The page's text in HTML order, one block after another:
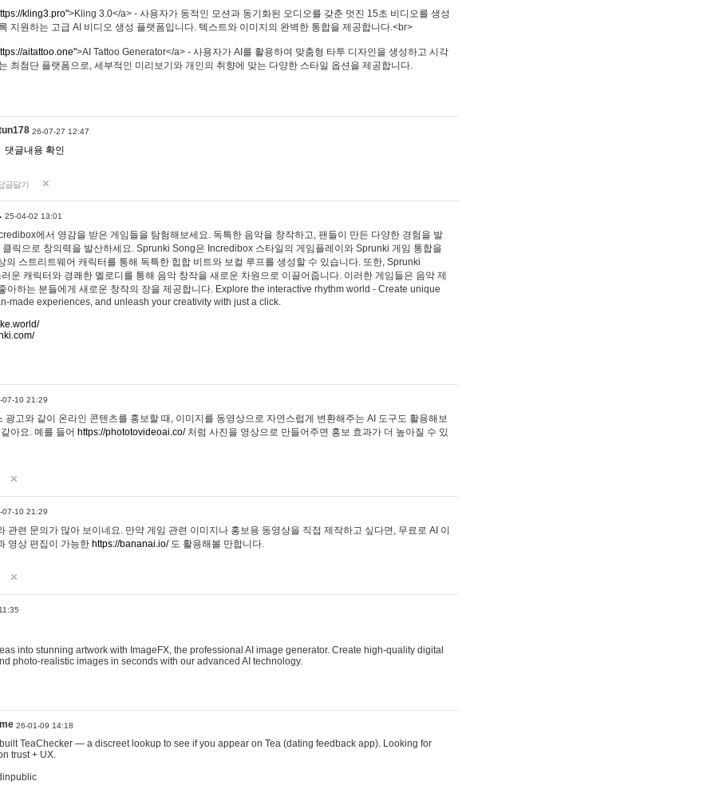
kling3.pro">Kling 3.0</a> - 사용자가 동적인 모션과 동기화된 오디오를 갖춘 멋진 15초 비디오를 생성
지원하는 고급 AI 비디오 생성 플랫폼입니다. 텍스트와 이미지의 완벽한 통합을 제공합니다.<br>
aitattoo.one">AI Tattoo Generator</a> - 사용자가 AI를 활용하여 맞춤형 타투 디자인을 생성하고 시각
최첨단 플랫폼으로, 세부적인 미리보기와 개인의 취향에 맞는 다양한 스타일 옵션을 제공합니다.
26-07-27 12:47
댓글내용 확인
글달기
25-04-02 13:01
에서 영감을 받은 게임들을 탐험해보세요. 독특한 음악을 창작하고, 팬들이 만든 다양한 경험을 발
클릭으로 창의력을 발산하세요. Sprunki Song은 Incredibox 스타일의 게임플레이와 Sprunki 게임 통합을
의 스트리트웨어 캐릭터를 통해 독특한 힙합 비트와 보컬 루프를 생성할 수 있습니다. 또한, Sprunki
운 캐릭터와 경쾌한 멜로디를 통해 음악 창작을 새로운 차원으로 이끌어줍니다. 이러한 게임들은 음악 제
아하는 분들에게 새로운 창작의 장을 제공합니다. Explore the interactive rhythm world - Create unique
made experiences, and unleash your creativity with just a click.
07-10 21:29
광고와 같이 온라인 콘텐츠를 홍보할 때, 이미지를 동영상으로 자연스럽게 변환해주는 AI 도구도 활용해보
아요. 예를 들어 https://phototovideoai.co/처럼 사진을 영상으로 만들어주면 홍보 효과가 더 높아질 수 있
07-10 21:29
관련 문의가 많아 보이네요. 만약 게임 관련 이미지나 홍보용 동영상을 직접 제작하고 싶다면, 무료로 AI 이
영상 편집이 가능한 https://bananai.io/도 활용해볼 만합니다.
into stunning artwork with ImageFX, the professional AI image generator. Create high-quality digital
photo-realistic images in seconds with our advanced AI technology.
26-01-09 14:18
TeaChecker — a discreet lookup to see if you appear on Tea (dating feedback app). Looking for
trust + UX.